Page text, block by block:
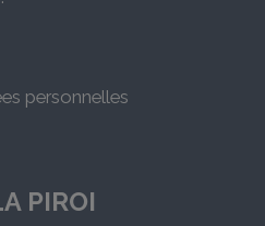
personnelles
PIROI